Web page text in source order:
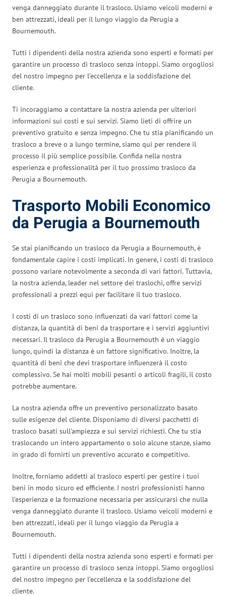
venga danneggiato durante il trasloco. Usiamo veicoli moderni e
ben attrezzati, ideali per il lungo viaggio da Perugia a
Bournemouth.
Tutti i dipendenti della nostra azienda sono esperti e formati per
garantire un processo di trasloco senza intoppi. Siamo orgogliosi
del nostro impegno per l’eccellenza e la soddisfazione del
cliente.
Ti incoraggiamo a contattare la nostra azienda per ulteriori
informazioni sui costi e sui servizi. Siamo lieti di offrire un
preventivo gratuito e senza impegno. Che tu stia pianificando un
trasloco a breve o a lungo termine, siamo qui per rendere il
processo il più semplice possibile. Confida nella nostra
esperienza e professionalità per il tuo prossimo trasloco da
Perugia a Bournemouth.
Trasporto Mobili Economico
da Perugia a Bournemouth
Se stai pianificando un trasloco da Perugia a Bournemouth, è
fondamentale capire i costi implicati. In genere, i costi di trasloco
possono variare notevolmente a seconda di vari fattori. Tuttavia,
la nostra azienda, leader nel settore dei traslochi, offre servizi
professionali a prezzi equi per facilitare il tuo trasloco.
I costi di un trasloco sono influenzati da vari fattori come la
distanza, la quantità di beni da trasportare e i servizi aggiuntivi
necessari. Il trasloco da Perugia a Bournemouth è un viaggio
lungo, quindi la distanza è un fattore significativo. Inoltre, la
quantità di beni che devi trasportare influenzerà il costo
complessivo. Se hai molti mobili pesanti o articoli fragili, il costo
potrebbe aumentare.
La nostra azienda offre un preventivo personalizzato basato
sulle esigenze del cliente. Disponiamo di diversi pacchetti di
trasloco basati sull’ampiezza e sui servizi richiesti. Che tu stia
traslocando un intero appartamento o solo alcune stanze, siamo
in grado di fornirti un preventivo accurato e competitivo.
Inoltre, forniamo addetti al trasloco esperti per gestire i tuoi
beni in modo sicuro ed efficiente. I nostri professionisti hanno
l’esperienza e la formazione necessaria per assicurarsi che nulla
venga danneggiato durante il trasloco. Usiamo veicoli moderni e
ben attrezzati, ideali per il lungo viaggio da Perugia a
Bournemouth.
Tutti i dipendenti della nostra azienda sono esperti e formati per
garantire un processo di trasloco senza intoppi. Siamo orgogliosi
del nostro impegno per l’eccellenza e la soddisfazione del
cliente.